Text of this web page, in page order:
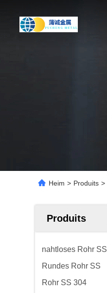
Heim > Produits >
Produits
nahtloses Rohr SS
Rundes Rohr SS
Rohr SS 304